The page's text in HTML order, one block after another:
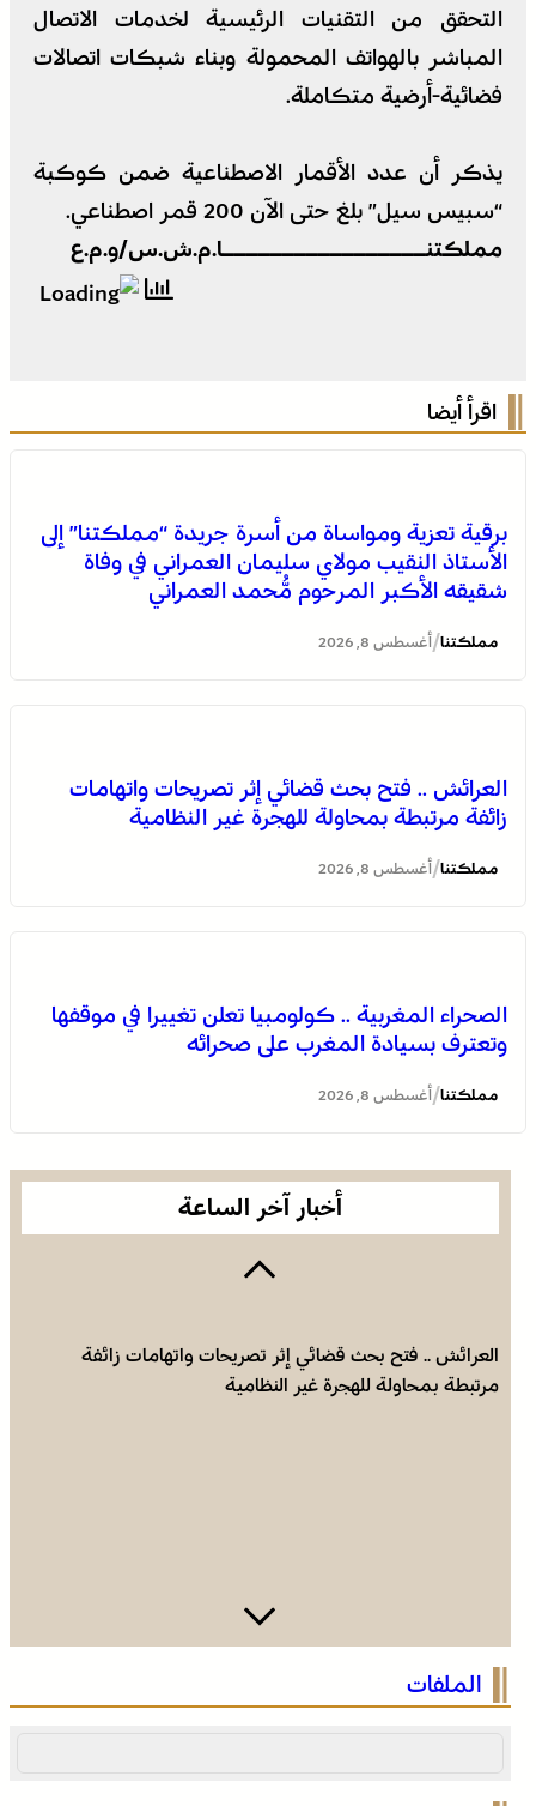
التحقق من التقنيات الرئيسية لخدمات الاتصال
المباشر بالهواتف المحمولة وبناء شبكات اتصالات
فضائية-أرضية متكاملة.
يذكر أن عدد الأقمار الاصطناعية ضمن كوكبة
“سبيس سيل” بلغ حتى الآن 200 قمر اصطناعي.
مملكتنـــــــــــــــــا.م.ش.س/و.م.ع
اقرأ أيضا
برقية تعزية ومواساة من أسرة جريدة “مملكتنا” إلى
الأستاذ النقيب مولاي سليمان العمراني في وفاة
شقيقه الأكبر المرحوم مُّحمد العمراني
مملكتنا/ أغسطس 8, 2026
العرائش .. فتح بحث قضائي إثر تصريحات واتهامات
زائفة مرتبطة بمحاولة للهجرة غير النظامية
مملكتنا/ أغسطس 8, 2026
الصحراء المغربية .. كولومبيا تعلن تغييرا في موقفها
وتعترف بسيادة المغرب على صحرائه
مملكتنا/ أغسطس 8, 2026
أخبار آخر الساعة
برقية تعزية ومواساة من أسرة جريدة “مملكتنا” إلى الأستاذ
المرحوم مُّحمد العمراني
العرائش .. فتح بحث قضائي إثر تصريحات واتهامات زائفة
مرتبطة بمحاولة للهجرة غير النظامية
الصحراء المغربية .. كولومبيا تعلن تغييرا في موقفها وتعترف
بسيادة المغرب على صحرائه
الملفات